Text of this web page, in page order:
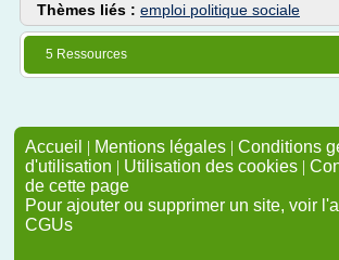
Thèmes liés : emploi politique sociale
5 Ressources
Accueil | Mentions légales | Conditions
d'utilisation | Utilisation des cookies |
de cette page
Pour ajouter ou supprimer un site, voir
CGUs